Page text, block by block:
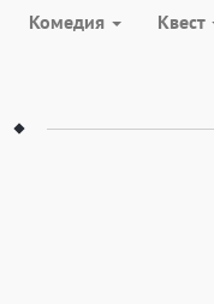
Комедия Квест